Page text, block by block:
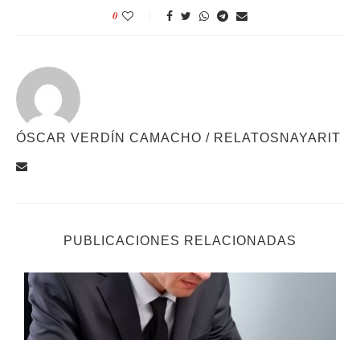
0
ÓSCAR VERDÍN CAMACHO / RELATOSNAYARIT
PUBLICACIONES RELACIONADAS